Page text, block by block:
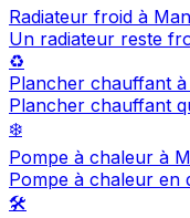
Radiateur froid à
Un radiateur reste
♻️
Plancher chauffant
Plancher chauffant
❄️
Pompe à chaleur à
Pompe à chaleur en
🛠️